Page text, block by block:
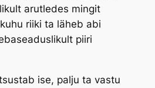
arutledes mingit
riiki ta läheb abi
piiri
ise, palju ta vastu